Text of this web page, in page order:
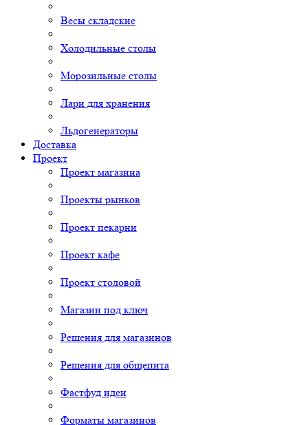
Весы складские
Холодильные столы
Морозильные столы
Лари для хранения
Льдогенераторы
Доставка
Проект
Проект магазина
Проекты рынков
Проект пекарни
Проект кафе
Проект столовой
Магазин под ключ
Решения для магазинов
Решения для общепита
Фастфуд идеи
Форматы магазинов